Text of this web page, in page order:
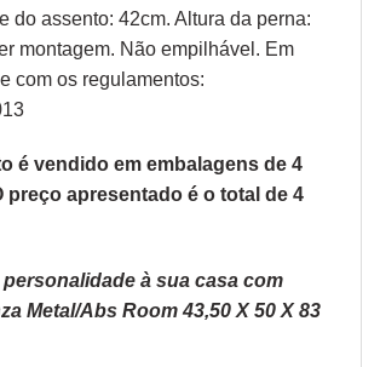
do assento: 42cm. Altura da perna:
montagem. Não empilhável. Em
com os regulamentos:
é vendido em embalagens de 4
preço apresentado é o total de 4
à sua casa com
Metal/Abs Room 43,50 X 50 X 83